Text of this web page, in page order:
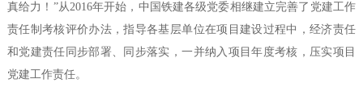
真给力！”从2016年开始，中国铁建各级党委相继建立完善了党建工作
责任制考核评价办法，指导各基层单位在项目建设过程中，经济责任
和党建责任同步部署、同步落实，一并纳入项目年度考核，压实项目
党建工作责任。